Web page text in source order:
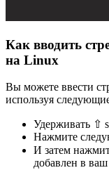
Как вводить
на Linux
Вы можете ввести
используя
Удерживать ⇧
Нажмите
И затем
добавлен в